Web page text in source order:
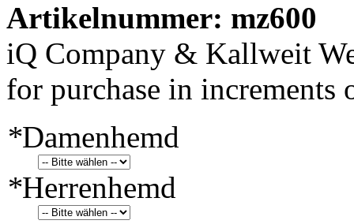
Artikelnummer: mz600
iQ Company & Kallweit
for purchase in increments
*Damenhemd
*Herrenhemd